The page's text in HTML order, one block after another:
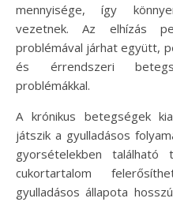
mennyisége, így
vezetnek. Az elhízás
problémával járhat együtt,
és érrendszeri
problémákkal.
A krónikus betegségek
játszik a gyulladásos
gyorsételekben
cukortartalom
gyulladásos állapota